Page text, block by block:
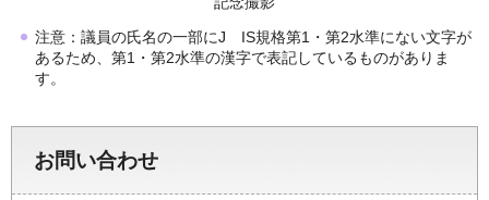
注意：議員の氏名の一部にJ IS規格第1・第2水準にない文字が
あるため、第1・第2水準の漢字で表記しているものがありま
す。
お問い合わせ